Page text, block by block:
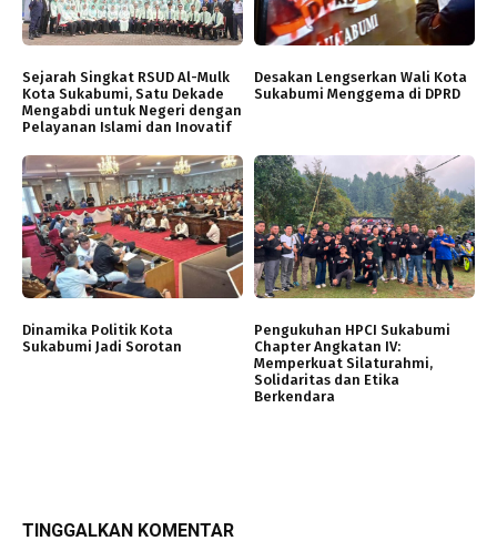
Sejarah Singkat RSUD Al-Mulk
Kota Sukabumi, Satu Dekade
Mengabdi untuk Negeri dengan
Pelayanan Islami dan Inovatif
Desakan Lengserkan Wali Kota
Sukabumi Menggema di DPRD
Dinamika Politik Kota
Sukabumi Jadi Sorotan
Pengukuhan HPCI Sukabumi
Chapter Angkatan IV:
Memperkuat Silaturahmi,
Solidaritas dan Etika
Berkendara
TINGGALKAN KOMENTAR